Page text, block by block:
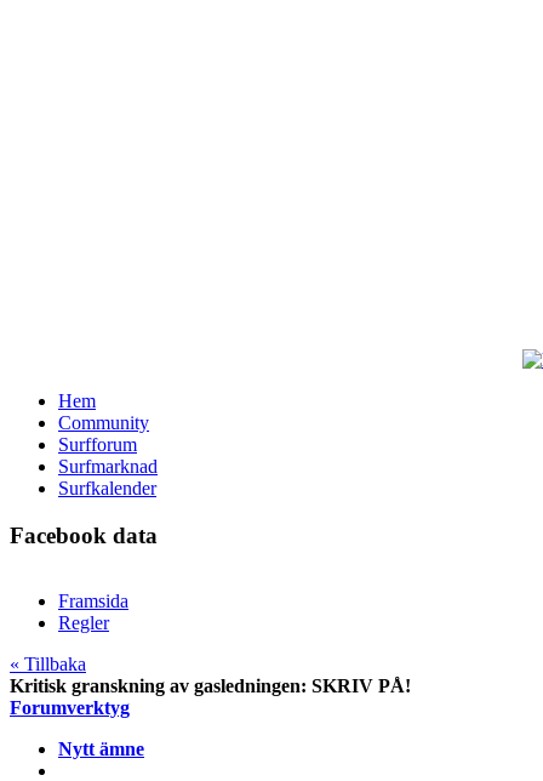
Hem
Community
Surfforum
Surfmarknad
Surfkalender
Facebook data
Framsida
Regler
« Tillbaka
Kritisk granskning av gasledningen: SKRIV PÅ!
Forumverktyg
Nytt ämne